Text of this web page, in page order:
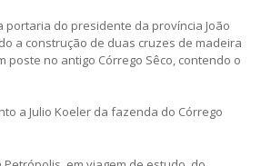
portaria do presidente da província João
a construção de duas cruzes de madeira
poste no antigo Córrego Sêco, contendo o
a Julio Koeler da fazenda do Córrego